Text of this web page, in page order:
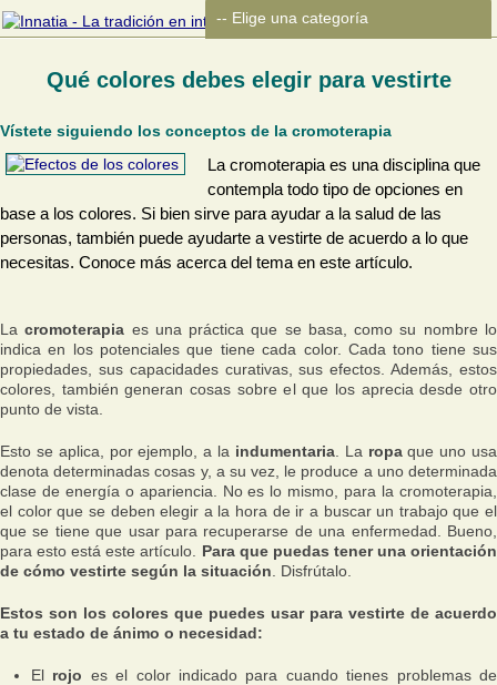
Qué colores debes elegir para vestirte
Vístete siguiendo los conceptos de la cromoterapia
La cromoterapia es una disciplina que
contempla todo tipo de opciones en
base a los colores. Si bien sirve para ayudar a la salud de las
personas, también puede ayudarte a vestirte de acuerdo a lo que
necesitas. Conoce más acerca del tema en este artículo.
Lacromoterapia es una práctica que se basa, como su nombre lo
indica en los potenciales que tiene cada color. Cada tono tiene sus
propiedades, sus capacidades curativas, sus efectos. Además, estos
colores, también generan cosas sobre el que los aprecia desde otro
punto de vista.
Esto se aplica, por ejemplo, a la indumentaria. La ropaque uno usa
denota determinadas cosas y, a su vez, le produce a uno determinada
clase de energía o apariencia. No es lo mismo, para la cromoterapia,
el color que se deben elegir a la hora de ir a buscar un trabajo que el
que se tiene que usar para recuperarse de una enfermedad. Bueno,
para esto está este artículo. Para que puedas tener una orientación
de cómo vestirte según la situación . Disfrútalo.
Estos son los colores que puedes usar para vestirte de acuerdo
a tu estado de ánimo o necesidad:
El rojo es el color indicado para cuando tienes problemas de